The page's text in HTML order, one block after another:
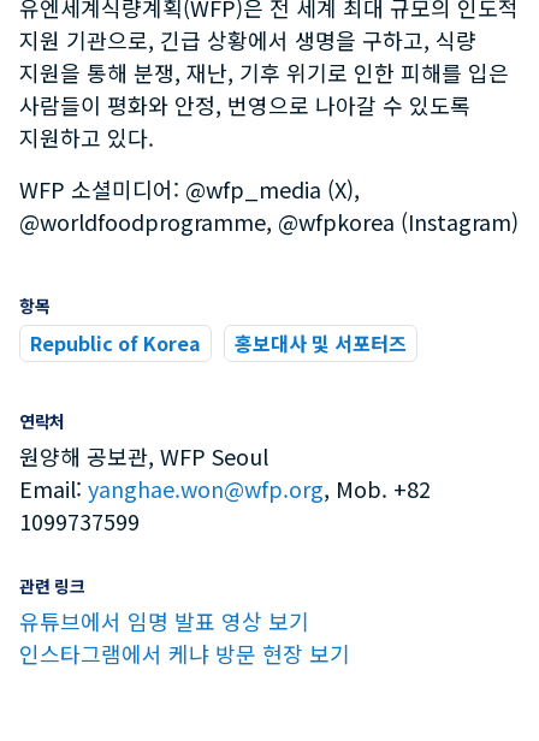
유엔세계식량계획(WFP)은 전 세계 최대 규모의 인도적
지원 기관으로, 긴급 상황에서 생명을 구하고, 식량
지원을 통해 분쟁, 재난, 기후 위기로 인한 피해를 입은
사람들이 평화와 안정, 번영으로 나아갈 수 있도록
지원하고 있다.
WFP 소셜미디어: @wfp_media (X),
@worldfoodprogramme, @wfpkorea (Instagram)
항목
Republic of Korea 홍보대사 및 서포터즈
연락처
원양해 공보관, WFP Seoul
Email: yanghae.won@wfp.org, Mob. +82
1099737599
관련 링크
유튜브에서 임명 발표 영상 보기
인스타그램에서 케냐 방문 현장 보기